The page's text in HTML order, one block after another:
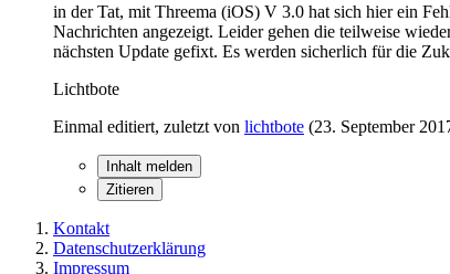
in der Tat, mit Threema (iOS) V 3.0 hat sich hier ein
Nachrichten angezeigt. Leider gehen die teilweise
nächsten Update gefixt. Es werden sicherlich für die
Lichtbote
Einmal editiert, zuletzt von lichtbote (23. September
Inhalt melden
Zitieren
Kontakt
Datenschutzerklärung
Impressum